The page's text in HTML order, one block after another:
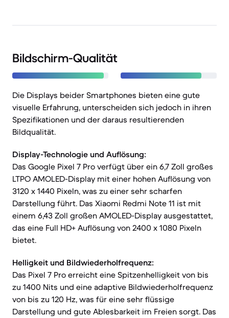
Bildschirm-Qualität
Die Displays beider Smartphones bieten eine gute
visuelle Erfahrung, unterscheiden sich jedoch in ihren
Spezifikationen und der daraus resultierenden
Bildqualität.
Display-Technologie und Auflösung:
Das Google Pixel 7 Pro verfügt über ein 6,7 Zoll großes
LTPO AMOLED-Display mit einer hohen Auflösung von
3120 x 1440 Pixeln, was zu einer sehr scharfen
Darstellung führt. Das Xiaomi Redmi Note 11 ist mit
einem 6,43 Zoll großen AMOLED-Display ausgestattet,
das eine Full HD+ Auflösung von 2400 x 1080 Pixeln
bietet.
Helligkeit und Bildwiederholfrequenz:
Das Pixel 7 Pro erreicht eine Spitzenhelligkeit von bis
zu 1400 Nits und eine adaptive Bildwiederholfrequenz
von bis zu 120 Hz, was für eine sehr flüssige
Darstellung und gute Ablesbarkeit im Freien sorgt. Das